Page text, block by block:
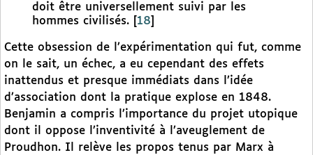
doit être universellement suivi par les
hommes civilisés.
18
Cette obsession de l’expérimentation qui fut, comme
on le sait, un échec, a eu cependant des effets
inattendus et presque immédiats dans l’idée
d’association dont la pratique explose en 1848.
Benjamin a compris l’importance du projet utopique
dont il oppose l’inventivité à l’aveuglement de
Proudhon. Il relève les propos tenus par Marx à